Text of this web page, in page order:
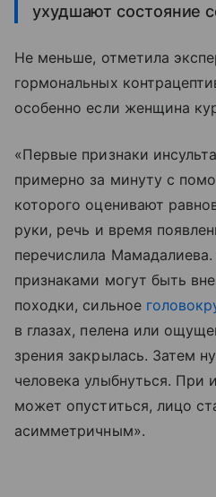
ухудшают состояние
Не меньше, отметила
гормональных
особенно если женщина
«Первые признаки
примерно за минуту с
которого оценивают
руки, речь и время
перечислила
признаками могут быть
походки, сильное
в глазах, пелена или
зрения закрылась. Затем
человека улыбнуться. При
может опуститься, лицо
асимметричным».